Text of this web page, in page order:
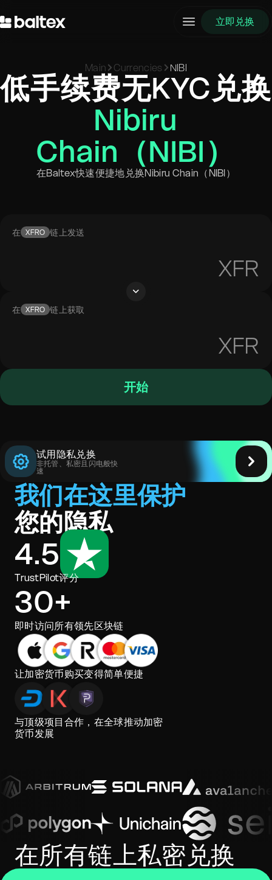
立即兑换
Main Currencies NIBI
低手续费无KYC兑换
Nibiru
Chain（NIBI）
在Baltex快速便捷地兑换Nibiru Chain（NIBI）
在 XFRO 链上发送
XFR
在 XFRO 链上获取
XFR
开始
试用隐私兑换
非托管、私密且闪电般快
速
我们在这里保护
您的隐私
4.5
TrustPilot评分
30+
即时访问所有领先区块链
让加密货币购买变得简单便捷
与顶级项目合作，在全球推动加密
货币发展
在所有链上私密兑换